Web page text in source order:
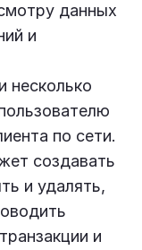
данных
и
несколько
по сети.
создавать
и удалять,
и